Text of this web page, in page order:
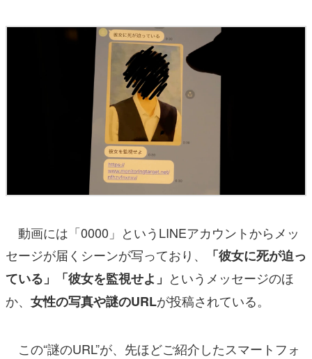
動画には「0000」というLINEアカウントからメッ
セージが届くシーンが写っており、
「彼女に死が迫っ
ている」「彼女を監視せよ」 というメッセージのほ
か、 女性の写真や謎のURLが投稿されている。
この“謎のURL”が、先ほどご紹介したスマートフォ